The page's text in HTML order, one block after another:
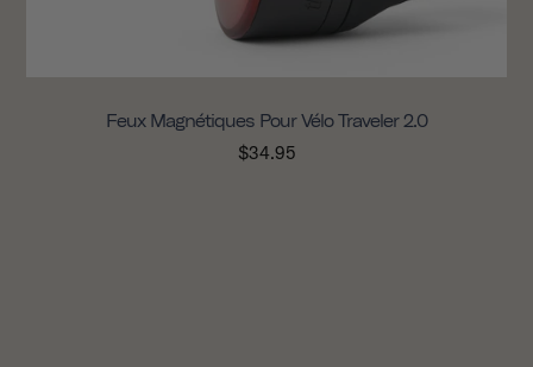
Feux Magnétiques Pour Vélo Traveler 2.0
$34.95